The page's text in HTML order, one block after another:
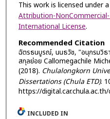
This work is licensed under a
Attribution-
International License.
Recommended Citation
ฉัตรธนบูรณ์, นนธวัช, "อนุกรมวิธ
สกุลย่อย Callomegachile
(2018). Chulalongkorn
Dissertations (Chula ETD).
https://
INCLUDED IN